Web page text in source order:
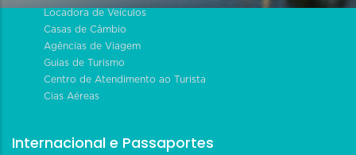
Locadora de Veículos
Casas de Câmbio
Agências de Viagem
Guias de Turismo
Centro de Atendimento ao Turista
Cias Aéreas
Internacional e Passaportes